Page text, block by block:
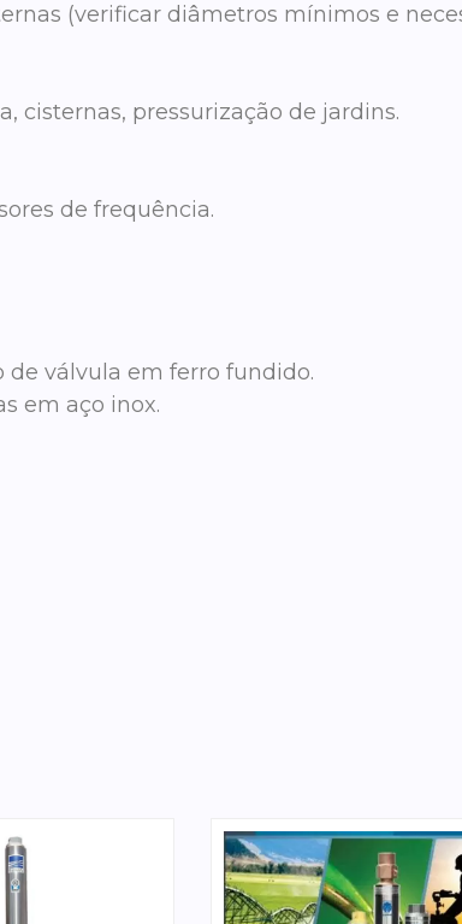
(verificar diâmetros mínimos e
cisternas, pressurização de jardins.
de frequência.
de válvula em ferro fundido.
em aço inox.